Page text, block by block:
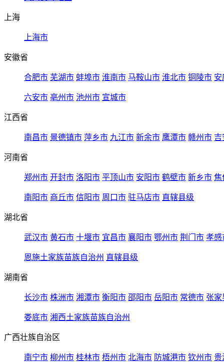
上海
上海市
安徽省
合肥市 芜湖市 蚌埠市 淮南市 马鞍山市 淮北市 铜陵市 安
六安市 亳州市 池州市 宣城市
江西省
南昌市 景德镇市 萍乡市 九江市 新余市 鹰潭市 赣州市 吉
河南省
郑州市 开封市 洛阳市 平顶山市 安阳市 鹤壁市 新乡市 焦
南阳市 商丘市 信阳市 周口市 驻马店市 直辖县级
湖北省
武汉市 黄石市 十堰市 宜昌市 襄阳市 鄂州市 荆门市 孝感
恩施土家族苗族自治州 直辖县级
湖南省
长沙市 株洲市 湘潭市 衡阳市 邵阳市 岳阳市 常德市 张家
娄底市 湘西土家族苗族自治州
广西壮族自治区
南宁市 柳州市 桂林市 梧州市 北海市 防城港市 钦州市 贵